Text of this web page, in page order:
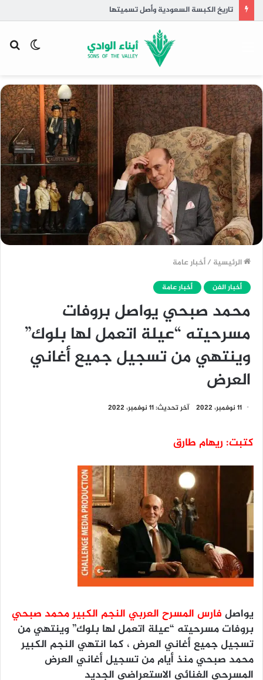
تاريخ الكبسة السعودية وأصل تسميتها
الوضع
الرئيسية /أخبار عامة
أخبار الفن أخبار عامة
محمد صبحي يواصل بروفات
مسرحيته “عيلة اتعمل لها بلوك”
وينتهي من تسجيل جميع أغاني
العرض
11 نوفمبر، 2022 آخر تحديث: 11 نوفمبر، 2022
كتبت: ريهام طارق
يواصل فارس المسرح العربي النجم الكبير محمد صبحي
بروفات مسرحيته “عيلة اتعمل لها بلوك” وينتهي من
تسجيل جميع أغاني العرض ، كما انتهي النجم الكبير
محمد صبحي منذ أيام من تسجيل أغاني العرض
المسرحي الغنائي الاستعراضي الجديد